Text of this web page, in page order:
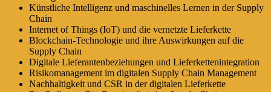
Künstliche Intelligenz und maschinelles Lernen in der Supply
Chain
Internet of Things (IoT) und die vernetzte Lieferkette
Blockchain-Technologie und ihre Auswirkungen auf die
Supply Chain
Digitale Lieferantenbeziehungen und Lieferkettenintegration
Risikomanagement im digitalen Supply Chain Management
Nachhaltigkeit und CSR in der digitalen Lieferkette